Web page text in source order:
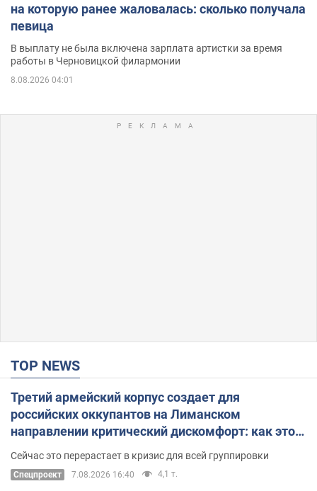
на которую ранее жаловалась: сколько получала
певица
В выплату не была включена зарплата артистки за время
работы в Черновицкой филармонии
8.08.2026 04:01
TOP NEWS
Третий армейский корпус создает для
российских оккупантов на Лиманском
направлении критический дискомфорт: как это
удалось
Сейчас это перерастает в кризис для всей группировки
Спецпроект 7.08.2026 16:40 4,1 т.